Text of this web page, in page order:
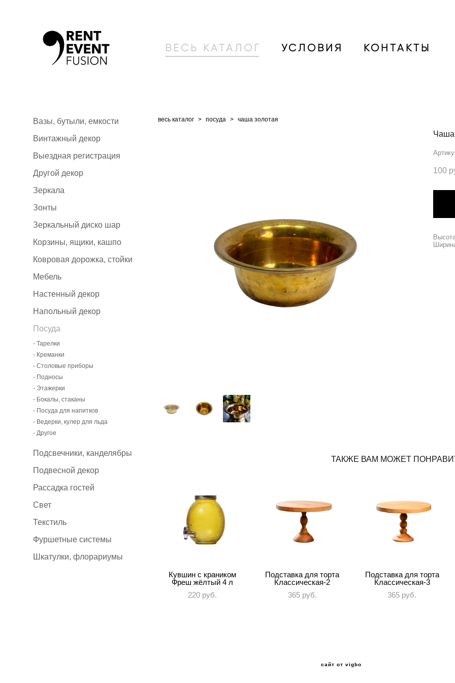
ВЕСЬ КАТАЛОГ УСЛОВИЯ КОНТАКТЫ
Вазы, бутыли, емкости
Винтажный декор
Выездная регистрация
Другой декор
Зеркала
Зонты
Зеркальный диско шар
Корзины, ящики, кашпо
Ковровая дорожка, стойки
Мебель
Настенный декор
Напольный декор
Посуда
- Тарелки
- Креманки
- Столовые приборы
- Подносы
- Этажерки
- Бокалы, стаканы
- Посуда для напитков
- Ведерки, кулер для льда
- Другое
Подсвечники, канделябры
Подвесной декор
Рассадка гостей
Свет
Текстиль
Фуршетные системы
Шкатулки, флорариумы
весь каталог > посуда > чаша золотая
Чаша
100
ТАКЖЕ ВАМ МОЖЕТ
Кувшин с краником
Фреш жёлтый 4 л
220 pуб.
Подставка для торта
Классическая-2
365 pуб.
Подставка для торта
Классическая-3
365 pуб.
сайт от vigbo